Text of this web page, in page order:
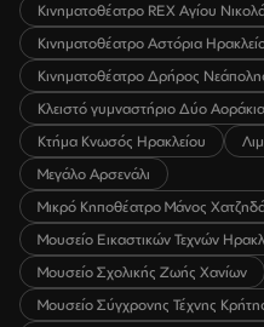
Κινηματοθέατρο REX Αγίου
Κινηματοθέατρο Αστόρια
Κινηματοθέατρο Δρήρος
Κλειστό γυμναστήριο Δύο
Κτήμα Κνωσός Ηρακλείου
Μεγάλο Αρσενάλι
Μικρό Κηποθέατρο Μάνος
Μουσείο Εικαστικών Τεχνών
Μουσείο Σχολικής Ζωής Χανίων
Μουσείο Σύγχρονης Τέχνης